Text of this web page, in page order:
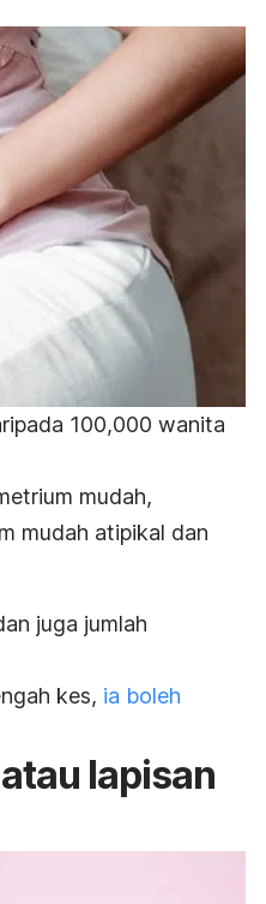
100,000 wanita
mudah,
mudah atipikal dan
juga jumlah
kes, ia boleh
lapisan